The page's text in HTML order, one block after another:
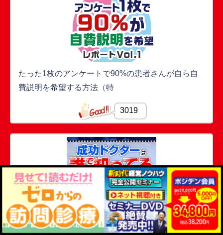
たった1枚のアンケートで90%の患者さんが自ら自
費説明を希望する方法（特
3019
罠にはまっているドクター多数。これがなきゃ絶対
成功しない『一勝九敗理論』